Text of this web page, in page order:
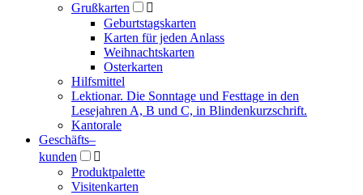
Grußkarten

Geburtstagskarten
Karten für jeden Anlass
Weihnachtskarten
Osterkarten
Hilfsmittel
Lektionar. Die Sonntage und Festtage in den
Lesejahren A, B und C, in Blindenkurzschrift.
Kantorale
Geschäfts­–
kunden

Produktpalette
Visitenkarten